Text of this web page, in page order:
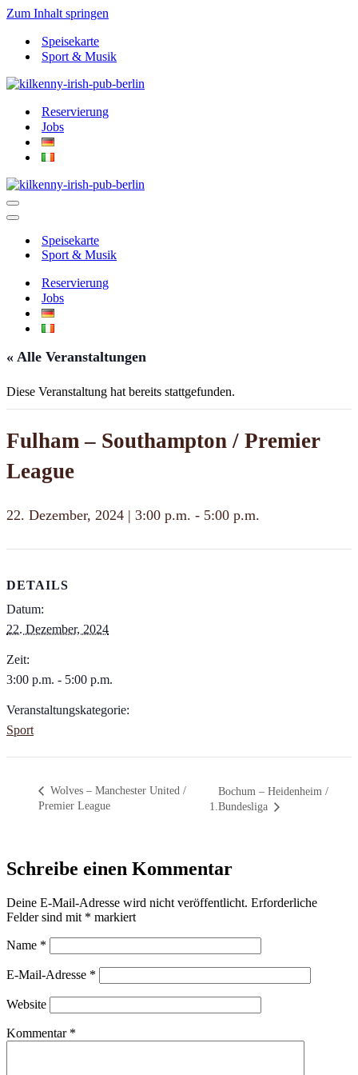
Zum Inhalt springen
Speisekarte
Sport & Musik
Reservierung
Jobs
Navigationsmenü
Navigationsmenü
Speisekarte
Sport & Musik
Reservierung
Jobs
« Alle Veranstaltungen
Diese Veranstaltung hat bereits stattgefunden.
Fulham – Southampton / Premier
League
22. Dezember, 2024 | 3:00 p.m. - 5:00 p.m.
DETAILS
Datum:
22. Dezember, 2024
Zeit:
3:00 p.m. - 5:00 p.m.
Veranstaltungskategorie:
Sport
Wolves – Manchester United /
Premier League
Bochum – Heidenheim /
1.Bundesliga
Schreibe einen Kommentar
Deine E-Mail-Adresse wird nicht veröffentlicht. Erforderliche
Felder sind mit * markiert
Name *
E-Mail-Adresse *
Website
Kommentar *